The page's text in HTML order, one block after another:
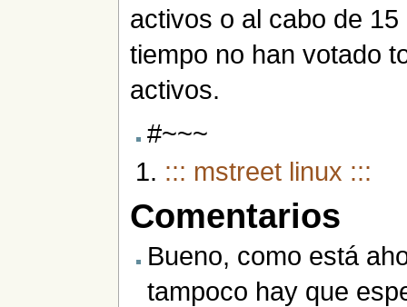
activos o al cabo de
tiempo no han votado
activos.
#~~~
::: mstreet linux :::
Comentarios
Bueno, como está
tampoco hay que